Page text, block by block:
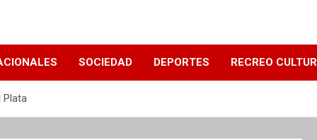
SOCIEDAD DEPORTES RECREO
Plata